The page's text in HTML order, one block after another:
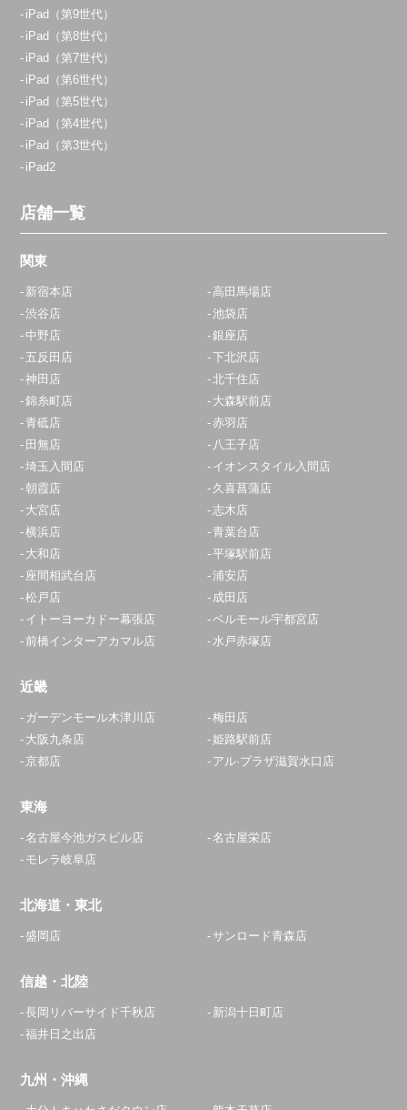
iPad（第9世代）
iPad（第8世代）
iPad（第7世代）
iPad（第6世代）
iPad（第5世代）
iPad（第4世代）
iPad（第3世代）
iPad2
店舗一覧
関東
新宿本店
高田馬場店
渋谷店
池袋店
中野店
銀座店
五反田店
下北沢店
神田店
北千住店
錦糸町店
大森駅前店
青砥店
赤羽店
田無店
八王子店
埼玉入間店
イオンスタイル入間店
朝霞店
久喜菖蒲店
大宮店
志木店
横浜店
青葉台店
大和店
平塚駅前店
座間相武台店
浦安店
松戸店
成田店
イトーヨーカドー幕張店
ベルモール宇都宮店
前橋インターアカマル店
水戸赤塚店
近畿
ガーデンモール木津川店
梅田店
大阪九条店
姫路駅前店
京都店
アル·プラザ滋賀水口店
東海
名古屋今池ガスビル店
名古屋栄店
モレラ岐阜店
北海道・東北
盛岡店 サンロード青森店
信越・北陸
長岡リバーサイド千秋店
新潟十日町店
福井日之出店
九州・沖縄